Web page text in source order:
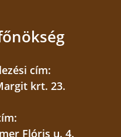
cím:
krt. 23.
Flóris u. 4.